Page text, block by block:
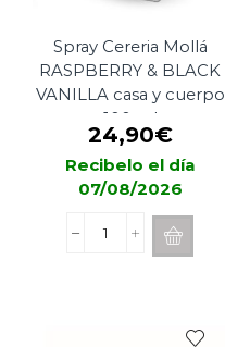
Spray Cereria Mollá
RASPBERRY & BLACK
VANILLA casa y cuerpo
100 ml
24,90€
Recibelo el día
07/08/2026
Spray
Cereria